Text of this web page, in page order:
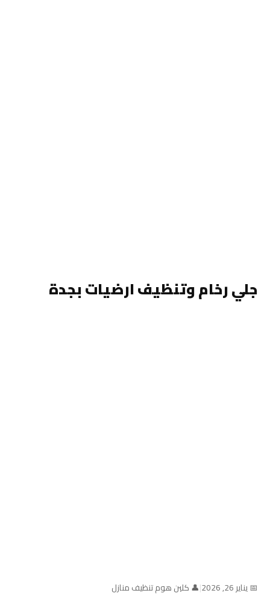
جلي رخام وتنظيف ارضيات بجدة
📅 يناير 26, 2026 |👤 كلين هوم تنظيف منازل